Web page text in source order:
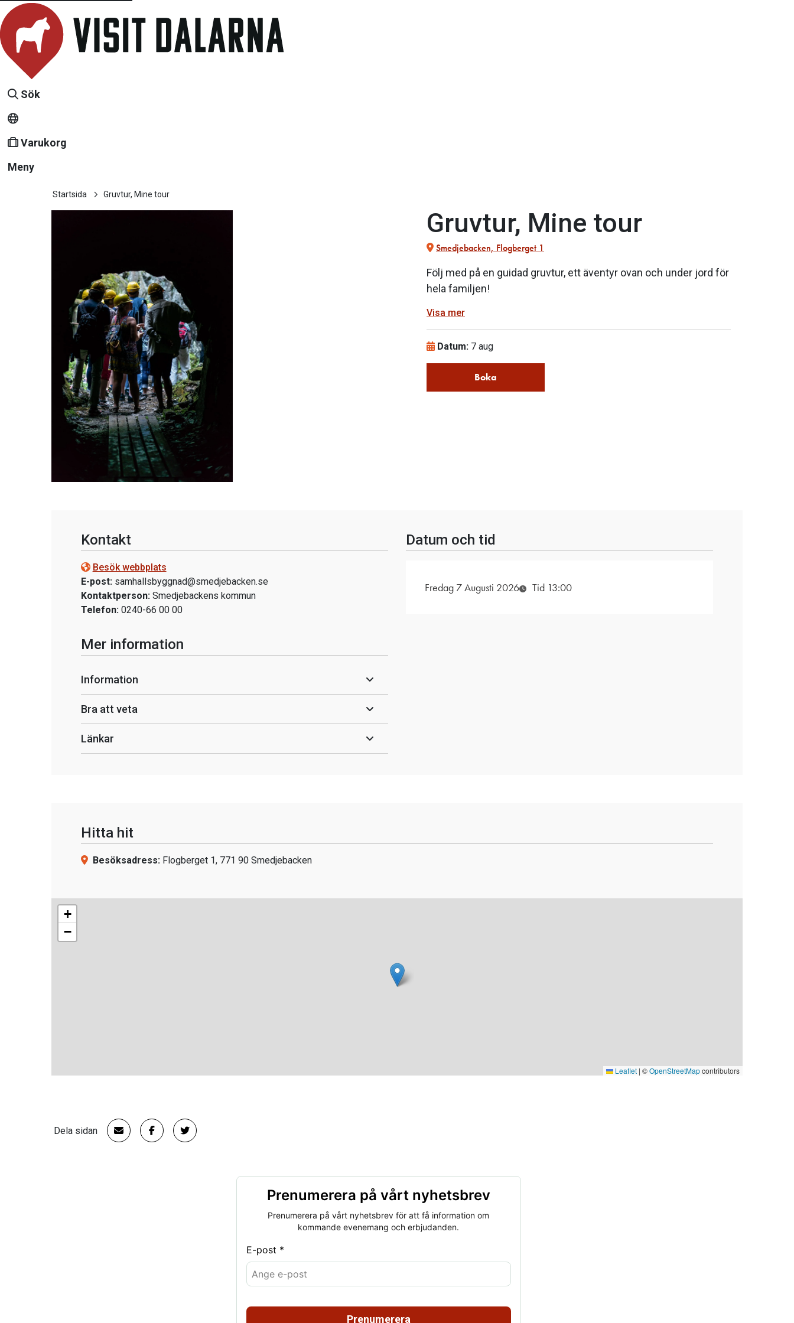
Sök
Varukorg
Meny
Startsida Gruvtur, Mine tour
Gruvtur, Mine tour
Smedjebacken, Flogberget 1
Följ med på en guidad gruvtur, ett äventyr ovan och under jord för
hela familjen!
Visa mer
Datum: 7 aug
Boka
Kontakt
Besök webbplats
E-post: samhallsbyggnad@smedjebacken.se
Kontaktperson:Smedjebackens kommun
Telefon: 0240-66 00 00
Mer information
Information
Bra att veta
Länkar
Datum och tid
Fredag 7 Augusti 2026 Tid 13:00
Hitta hit
Besöksadress: Flogberget 1, 771 90 Smedjebacken
+
−
Leaflet | ©OpenStreetMapcontributors
Dela sidan
Prenumerera på vårt nyhetsbrev
Prenumerera på vårt nyhetsbrev för att få information om
kommande evenemang och erbjudanden.
E-post *
Prenumerera